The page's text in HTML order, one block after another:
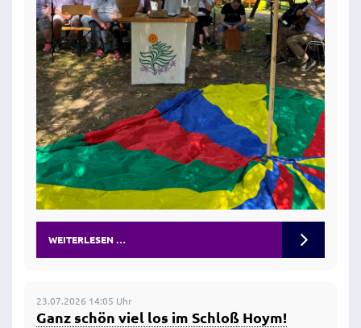
WEITERLESEN …
23.07.2026 14:05 Uhr
Ganz schön viel los im Schloß Hoym!